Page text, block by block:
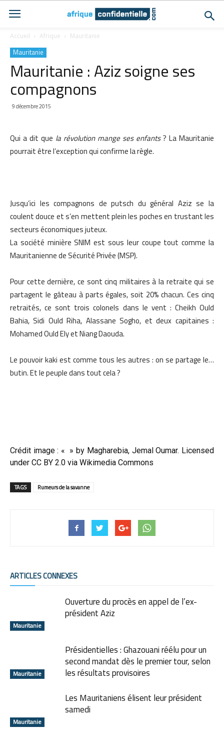
Accueil Afrique Mauritanie
Mauritanie
Mauritanie : Aziz soigne ses
compagnons
9 décembre 2015
Qui a dit que la révolution mange ses enfants? La Mauritanie
pourrait être l’exception qui confirme la règle.
Jusqu’ici les compagnons de putsch du général Aziz se la
coulent douce et s’en mettent plein les poches en trustant les
secteurs économiques juteux.
La société minière SNIM est sous leur coupe tout comme la
Mauritanienne de Sécurité Privée (MSP).
Pour cette dernière, ce sont cinq militaires à la retraite qui se
partagent le gâteau à parts égales, soit 20% chacun. Ces cinq
retraités, ce sont trois colonels dans le vent : Cheikh Ould
Bahia, Sidi Ould Riha, Alassane Sogho, et deux capitaines :
Mohamed Ould Ely et Niang Daouda.
Le pouvoir kaki est comme tous les autres : on se partage le…
butin. Et le peuple dans tout cela ?
Crédit image : « » by Magharebia, Jemal Oumar. Licensed
under CC BY 2.0 via Wikimedia Commons
TAGS Rumeurs de la savanne
ARTICLES CONNEXES
Mauritanie
Ouverture du procès en appel de l’ex-
président Aziz
Mauritanie
Présidentielles : Ghazouani réélu pour un
second mandat dès le premier tour, selon
les résultats provisoires
Mauritanie
Les Mauritaniens élisent leur président
samedi